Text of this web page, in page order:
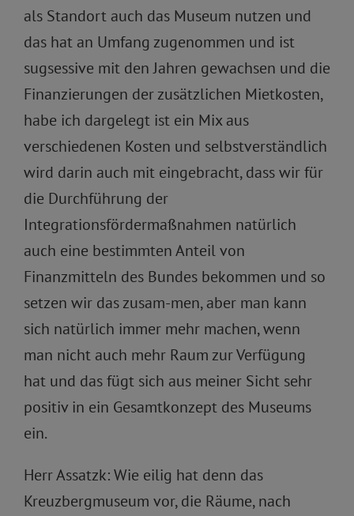
als Standort auch das Museum nutzen und
das hat an Umfang zugenommen und ist
sugsessive mit den Jahren gewachsen und die
Finanzierungen der zusätzlichen Mietkosten,
habe ich dargelegt ist ein Mix aus
verschiedenen Kosten und selbstverständlich
wird darin auch mit eingebracht, dass wir für
die Durchführung der
Integrationsfördermaßnahmen natürlich
auch eine bestimmten Anteil von
Finanzmitteln des Bundes bekommen und so
setzen wir das zusam-men, aber man kann
sich natürlich immer mehr machen, wenn
man nicht auch mehr Raum zur Verfügung
hat und das fügt sich aus meiner Sicht sehr
positiv in ein Gesamtkonzept des Museums
ein.
Herr Assatzk: Wie eilig hat denn das
Kreuzbergmuseum vor, die Räume, nach